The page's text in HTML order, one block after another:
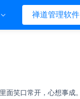
禅道管理软件
面笑口常开，心想事成。